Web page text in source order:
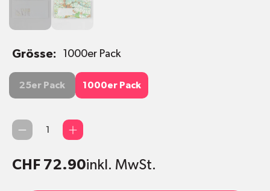
innen
aussen
Grösse: 1000er Pack
25er Pack
25er Pack 1000er Pack
1000er Pack
Qty
CHF 72.90inkl. MwSt.